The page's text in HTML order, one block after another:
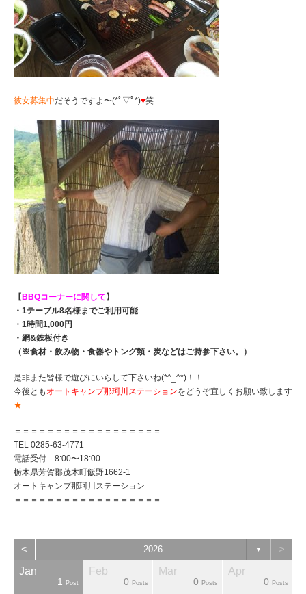
彼女募集中だそうですよ〜(*ﾟ▽ﾟ*)♥︎笑
【 BBQコーナーに関して 】
・1テーブル8名様までご利用可能
・1時間1,000円
・網&鉄板付き
（※食材・飲み物・食器やトング類・炭などはご持参下さい。）
是非また皆様で遊びにいらして下さいね(*^_^*)！！
今後とも オートキャンプ那珂川ステーションをどうぞ宜しくお願い致します
★
＝＝＝＝＝＝＝＝＝＝＝＝＝＝＝＝＝＝
TEL 0285-63-4771
電話受付 8:00〜18:00
栃木県芳賀郡茂木町飯野1662-1
オートキャンプ那珂川ステーション
＝＝＝＝＝＝＝＝＝＝＝＝＝＝＝＝＝＝
< 2026 ▼
>
Jan
1 Post
Feb
0 Posts
Mar
0 Posts
Apr
0 Posts